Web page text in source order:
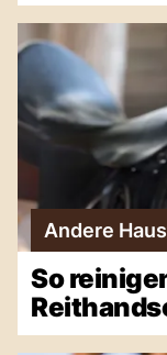
Andere
So